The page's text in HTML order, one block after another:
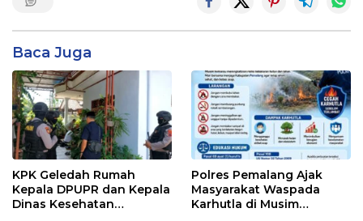
Baca Juga
KPK Geledah Rumah
Kepala DPUPR dan Kepala
Dinas Kesehatan
Polres Pemalang Ajak
Masyarakat Waspada
Karhutla di Musim